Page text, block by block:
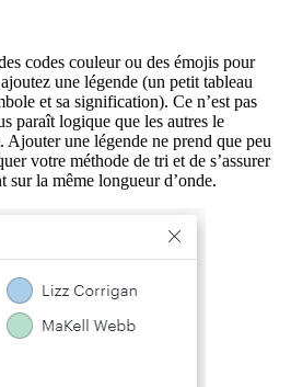
codes couleur ou des émojis pour
une légende (un petit tableau
et sa signification). Ce n’est pas
paraît logique que les autres le
une légende ne prend que peu
votre méthode de tri et de s’assurer
sur la même longueur d’onde.